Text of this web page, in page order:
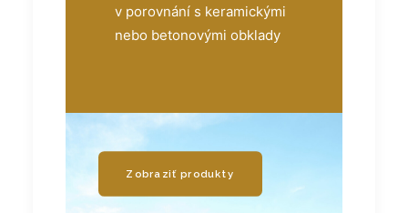
v porovnání s keramickými
nebo betonovými obklady
Zobraziť produkty